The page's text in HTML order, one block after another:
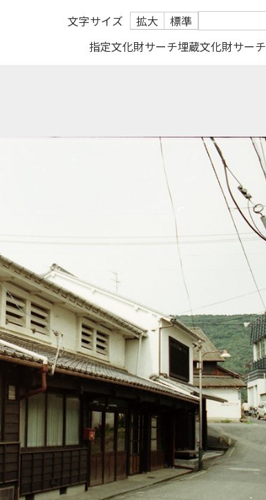
文字サイズ 拡大 標準
指定文化財サーチ埋蔵文化財サーチ